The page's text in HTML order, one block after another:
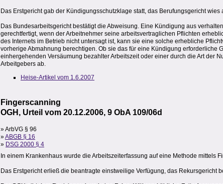
Das Erstgericht gab der Kündigungsschutzklage statt, das Berufungsgericht wies
Das Bundesarbeitsgericht bestätigt die Abweisung. Eine Kündigung aus
gerechtfertigt, wenn der Arbeitnehmer seine arbeitsvertraglichen Pflichten
des Internets im Betrieb nicht untersagt ist, kann sie eine solche erhebliche
vorherige Abmahnung berechtigen. Ob sie das für eine Kündigung erforderliche
einhergehenden Versäumung bezahlter Arbeitszeit oder einer durch die Art der
Arbeitgebers ab.
Heise-Artikel vom 1.6.2007
Fingerscanning
OGH, Urteil vom 20.12.2006, 9 ObA 109/06d
» ArbVG § 96
»ABGB § 16
» DSG 2000 § 4
In einem Krankenhaus wurde die Arbeitszeiterfassung auf eine Methode mittels
Das Erstgericht erließ die beantragte einstweilige Verfügung, das Rekursgericht